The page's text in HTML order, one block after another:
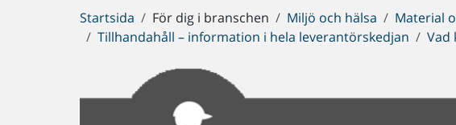
Du
är
Startsida För dig i branschen Miljö och hälsa Material
Tillhandahåll – information i hela leverantörskedjan
Vad